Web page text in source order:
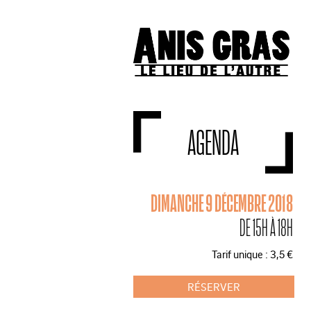
AGENDA
DIMANCHE 9 DÉCEMBRE 2018
DE 15H À 18H
Tarif unique : 3,5 €
RÉSERVER